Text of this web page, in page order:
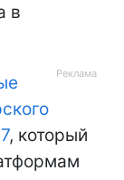
в
, который